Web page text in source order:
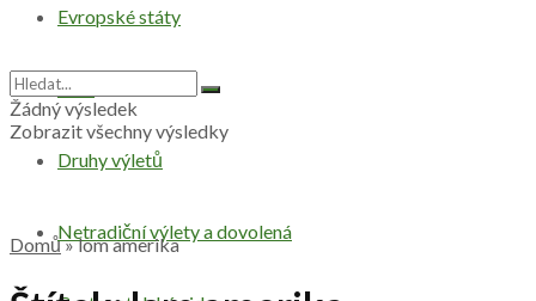
Evropské státy
Svět
Druhy výletů
Netradiční výlety a dovolená
Žádný výsledek
Zobrazit všechny výsledky
Domů»lom amerika